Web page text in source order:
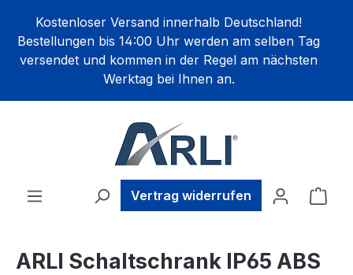
springen
Kostenloser Versand innerhalb Deutschland!
Bestellungen bis 14:00 Uhr werden am selben Tag
versendet und kommen in der Regel am nächsten
Werktag bei Ihnen an.
Vertrag widerrufen
ARLI Schaltschrank IP65 ABS